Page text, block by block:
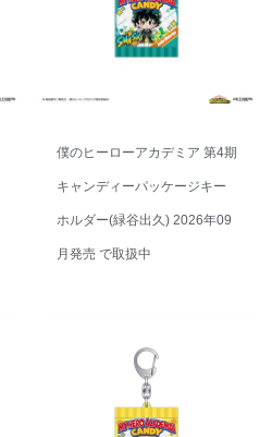
僕のヒーローアカデミア 第4期
キャンディーパッケージキー
ホルダー(緑谷出久) 2026年09
月発売 で取扱中